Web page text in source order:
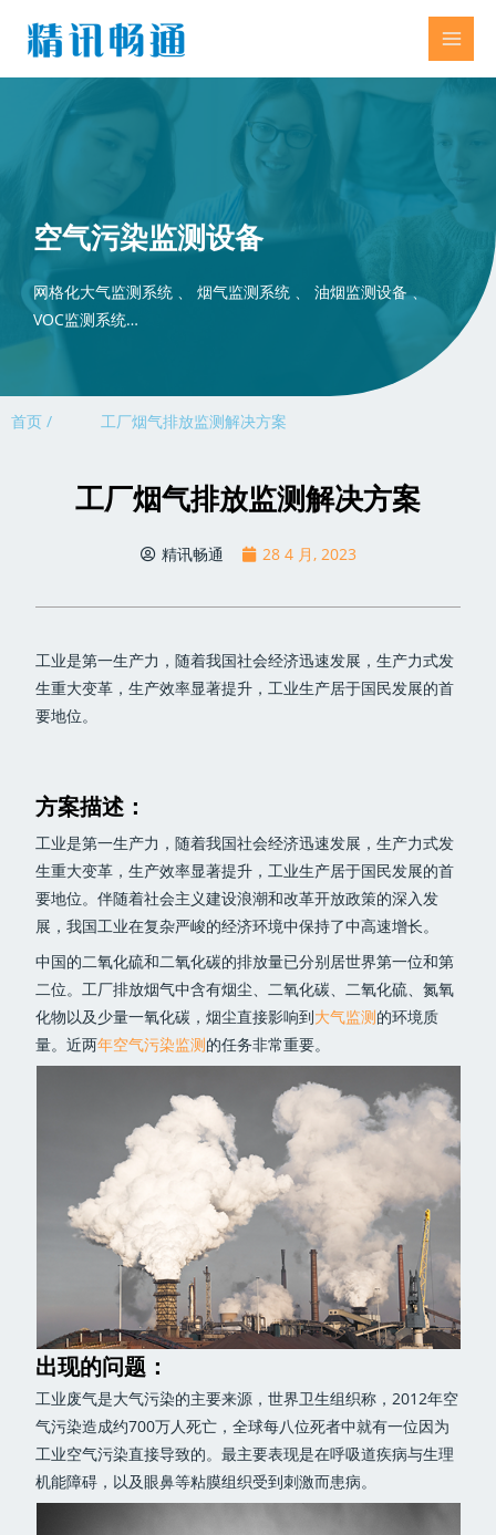
空气污染监测设备
网格化大气监测系统 、 烟气监测系统 、 油烟监测设备 、
VOC监测系统…
首页 / 工厂烟气排放监测解决方案
工厂烟气排放监测解决方案
精讯畅通 28 4 月, 2023
工业是第一生产力，随着我国社会经济迅速发展，生产力式发
生重大变革，生产效率显著提升，工业生产居于国民发展的首
要地位。
方案描述：
工业是第一生产力，随着我国社会经济迅速发展，生产力式发
生重大变革，生产效率显著提升，工业生产居于国民发展的首
要地位。伴随着社会主义建设浪潮和改革开放政策的深入发
展，我国工业在复杂严峻的经济环境中保持了中高速增长。
中国的二氧化硫和二氧化碳的排放量已分别居世界第一位和第
二位。工厂排放烟气中含有烟尘、二氧化碳、二氧化硫、氮氧
化物以及少量一氧化碳，烟尘直接影响到大气监测的环境质
量。近两年空气污染监测的任务非常重要。
出现的问题：
工业废气是大气污染的主要来源，世界卫生组织称，2012年空
气污染造成约700万人死亡，全球每八位死者中就有一位因为
工业空气污染直接导致的。最主要表现是在呼吸道疾病与生理
机能障碍，以及眼鼻等粘膜组织受到刺激而患病。